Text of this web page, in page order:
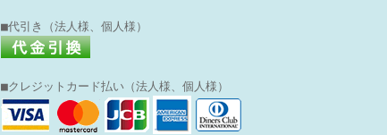
■代引き（法人様、個人様）
■クレジットカード払い（法人様、個人様）